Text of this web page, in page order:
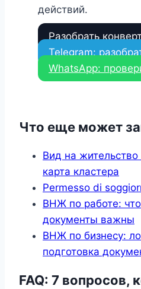
действий.
Разобрать
Telegram:
WhatsApp:
Что еще может
Вид на
карта кластера
Permesso di
ВНЖ по работе:
документы важны
ВНЖ по бизнесу:
подготовка
FAQ: 7 вопросов,